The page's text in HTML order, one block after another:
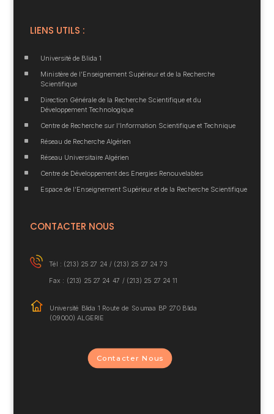
LIENS UTILS :
^ Université de Blida 1
^
Ministère de l’Enseignement Supérieur et de la Recherche
Scientifique
^
Direction Générale de la Recherche Scientifique et du
Développement Technologique
^ Centre de Recherche sur l’Information Scientifique et Technique
^ Réseau de Recherche Algérien
^ Réseau Universitaire Algérien
^ Centre de Développement des Energies Renouvelables
^ Espace de l’Enseignement Supérieur et de la Recherche Scientifique
CONTACTER NOUS
Tél : (213) 25 27 24 / (213) 25 27 24 73
Fax : (213) 25 27 24 47 / (213) 25 27 24 11
Université Blida 1 Route de Soumaa BP 270 Blida
(09000) ALGERIE
Contacter Nous